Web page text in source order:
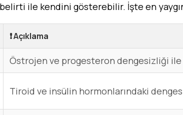
ile kendini gösterebilir. İşte en
❗Açıklama
Östrojen ve progesteron dengesizliği ile
Tiroid ve insülin hormonlarındaki